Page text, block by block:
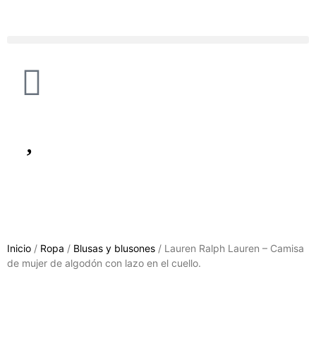
Inicio / Ropa / Blusas y blusones / Lauren Ralph Lauren – Camisa
de mujer de algodón con lazo en el cuello.